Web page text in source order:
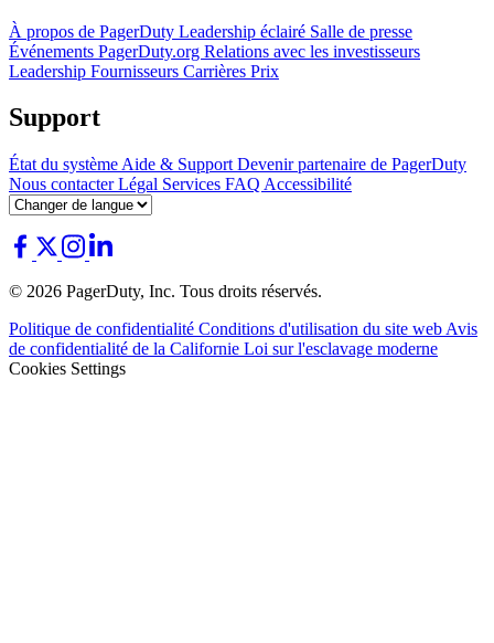
À propos de PagerDuty Leadership éclairé Salle de presse
Événements PagerDuty.org Relations avec les investisseurs
Leadership Fournisseurs Carrières Prix
Support
État du système Aide & Support Devenir partenaire de PagerDuty
Nous contacterLégal Services FAQ Accessibilité
© 2026 PagerDuty, Inc. Tous droits réservés.
Politique de confidentialité Conditions d'utilisation du site web Avis
de confidentialité de la Californie Loi sur l'esclavage moderne
Cookies Settings